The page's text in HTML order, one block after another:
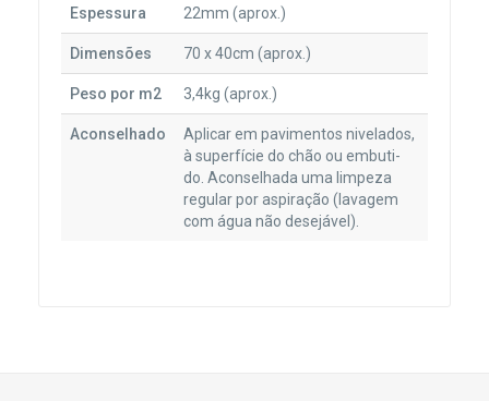
Espessura 22mm (aprox.)
Dimensões 70 x 40cm (aprox.)
Peso por m2 3,4kg (aprox.)
Aconselhado
Aplicar em pavimentos nivelados,
à superfície do chão ou embuti-
do. Aconselhada uma limpeza
regular por aspiração (lavagem
com água não desejável).